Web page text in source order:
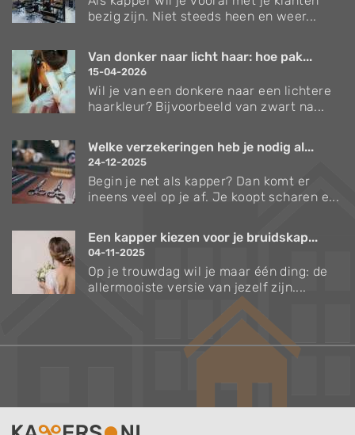
bezig zijn. Niet steeds heen en weer...
Van donker naar licht haar: hoe pak...
15-04-2026
Wil je van een donkere naar een lichtere
haarkleur? Bijvoorbeeld van zwart na...
Welke verzekeringen heb je nodig al...
24-12-2025
Begin je net als kapper? Dan komt er
ineens veel op je af. Je koopt scharen e...
Een kapper kiezen voor je bruidskap...
04-11-2025
Op je trouwdag wil je maar één ding: de
allermooiste versie van jezelf zijn....